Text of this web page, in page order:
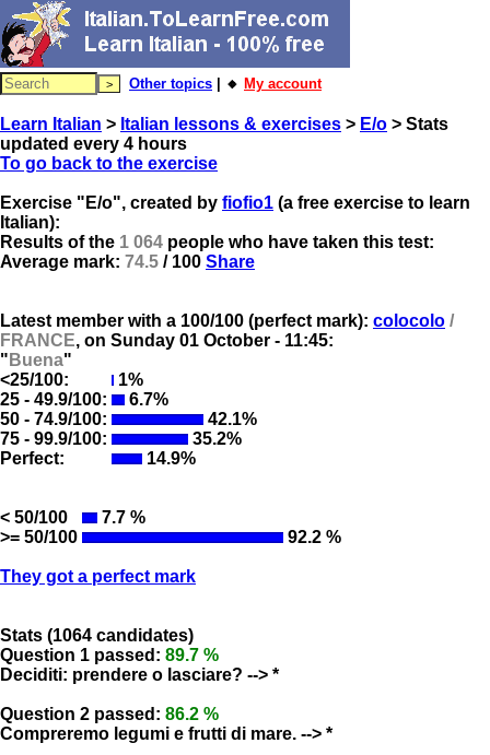
Other topics | 🔸 My account
Learn Italian > Italian lessons & exercises > E/o > Stats
updated every 4 hours
To go back to the exercise
Exercise "E/o", created by fiofio1 (a free exercise to learn
Italian):
Results of the 1 064 people who have taken this test:
Average mark: 74.5 / 100 Share
Latest member with a 100/100 (perfect mark): colocolo /
FRANCE, on Sunday 01 October - 11:45:
" Buena"
<25/100:
1%
25 - 49.9/100:
6.7%
50 - 74.9/100:
42.1%
75 - 99.9/100:
35.2%
Perfect:
14.9%
< 50/100
7.7 %
>= 50/100
92.2 %
They got a perfect mark
Stats (1064 candidates)
Question 1 passed: 89.7 %
Deciditi: prendere o lasciare? --> *
Question 2 passed: 86.2 %
Compreremo legumi e frutti di mare. --> *